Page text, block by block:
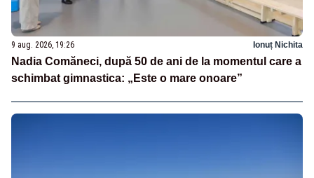
9 aug. 2026, 19:26 Ionuț Nichita
Nadia Comăneci, după 50 de ani de la momentul care a
schimbat gimnastica: „Este o mare onoare”